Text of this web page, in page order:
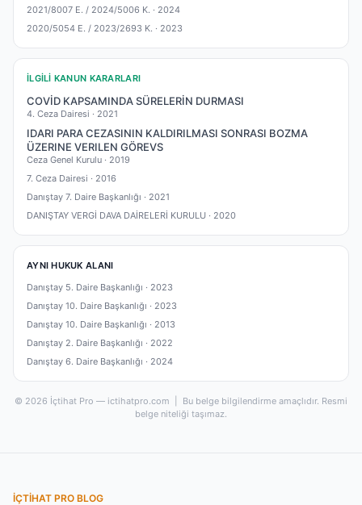
2021/8007 E. / 2024/5006 K. · 2024
2020/5054 E. / 2023/2693 K. · 2023
İLGILI KANUN KARARLARI
COVİD KAPSAMINDA SÜRELERİN DURMASI
4. Ceza Dairesi · 2021
IDARI PARA CEZASININ KALDIRILMASI SONRASI BOZMA
ÜZERINE VERILEN GÖREVS
Ceza Genel Kurulu · 2019
7. Ceza Dairesi · 2016
Danıştay 7. Daire Başkanlığı · 2021
DANIŞTAY VERGİ DAVA DAİRELERİ KURULU · 2020
AYNI HUKUK ALANI
Danıştay 5. Daire Başkanlığı · 2023
Danıştay 10. Daire Başkanlığı · 2023
Danıştay 10. Daire Başkanlığı · 2013
Danıştay 2. Daire Başkanlığı · 2022
Danıştay 6. Daire Başkanlığı · 2024
© 2026 İçtihat Pro — ictihatpro.com | Bu belge bilgilendirme amaçlıdır. Resmi
belge niteliği taşımaz.
İÇTIHAT PRO BLOG